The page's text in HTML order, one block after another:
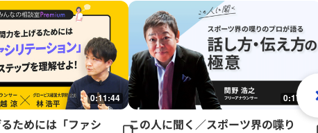
0:11:44
ためには「ファシ
0:17:37
この人に聞く／スポーツ界の喋り